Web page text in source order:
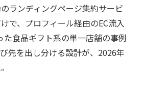
ランディングページ集約サービ
で、プロフィール経由のEC流入
食品ギフト系の単一店舗の事例
先を出し分ける設計が、2026年